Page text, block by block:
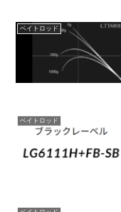
ベイトロッド
ベイトロッド